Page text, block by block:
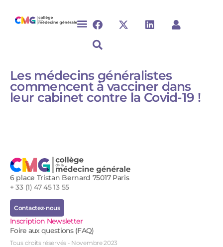
Les médecins généralistes
commencent à vacciner dans
leur cabinet contre la Covid-19 !
6 place Tristan Bernard 75017 Paris
+ 33 (1) 47 45 13 55
Contactez-nous
Inscription Newsletter
Foire aux questions (FAQ)
Tous droits réservés - Novembre 2023